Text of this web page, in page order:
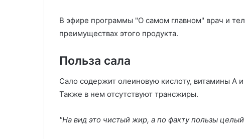
В эфире программы "О самом главном" врач и
преимуществах этого продукта.
Польза сала
Сало содержит олеиновую кислоту, витамины
Также в нем отсутствуют трансжиры.
"На вид это чистый жир, а по факту пользы целый